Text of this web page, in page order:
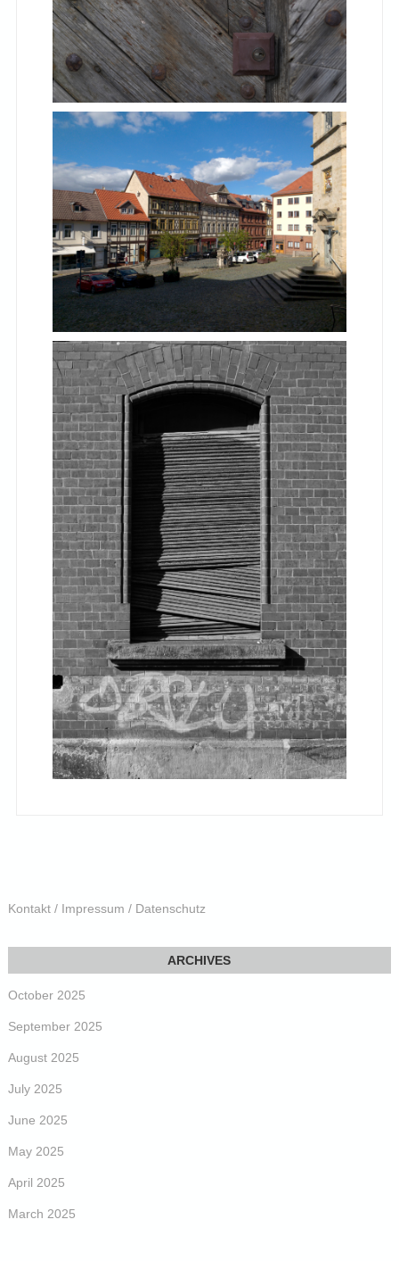
Kontakt / Impressum / Datenschutz
October 2025
September 2025
August 2025
July 2025
June 2025
May 2025
April 2025
March 2025